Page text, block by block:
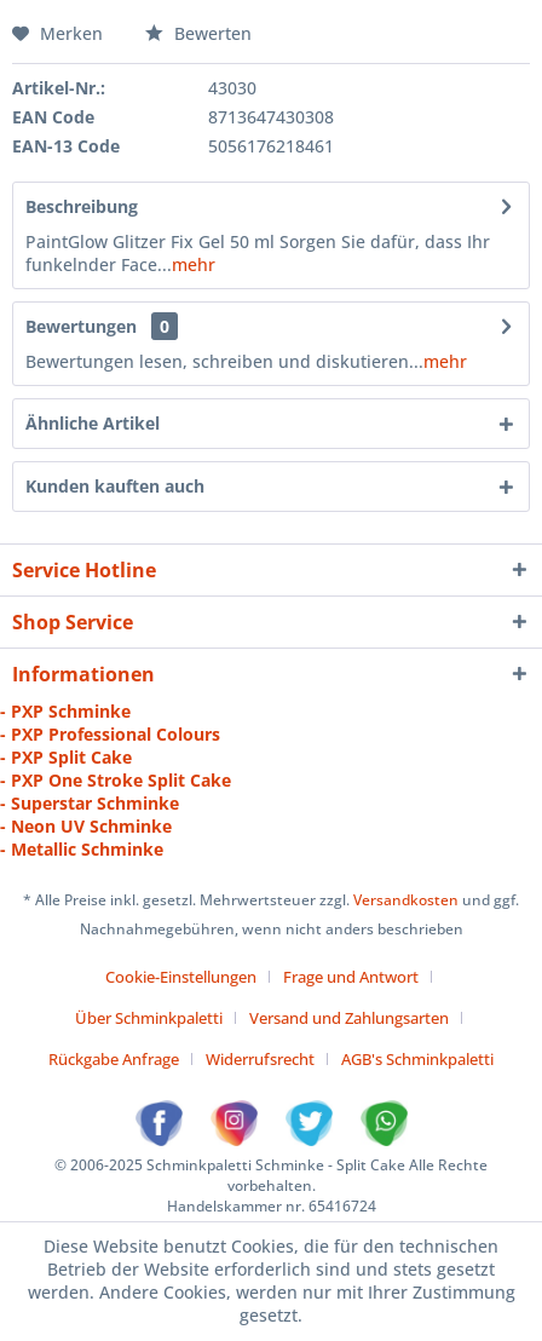
Merken Bewerten
Artikel-Nr.:
43030
EAN Code
8713647430308
EAN-13 Code
5056176218461
Beschreibung
PaintGlow Glitzer Fix Gel 50 ml Sorgen Sie dafür, dass Ihr
funkelnder Face...mehr
Bewertungen
0
Bewertungen lesen, schreiben und diskutieren...mehr
Ähnliche Artikel
Kunden kauften auch
Service Hotline
Shop Service
Informationen
- PXP Schminke
- PXP Professional Colours
- PXP Split Cake
- PXP One Stroke Split Cake
- Superstar Schminke
- Neon UV Schminke
- Metallic Schminke
* Alle Preise inkl. gesetzl. Mehrwertsteuer zzgl.Versandkosten und ggf.
Nachnahmegebühren, wenn nicht anders beschrieben
Cookie-Einstellungen
Frage und Antwort
Über Schminkpaletti
Versand und Zahlungsarten
Rückgabe Anfrage
Widerrufsrecht AGB's Schminkpaletti
© 2006-2025 Schminkpaletti Schminke - Split Cake Alle Rechte
vorbehalten.
Handelskammer nr. 65416724
Diese Website benutzt Cookies, die für den technischen
Betrieb der Website erforderlich sind und stets gesetzt
werden. Andere Cookies, werden nur mit Ihrer Zustimmung
gesetzt.